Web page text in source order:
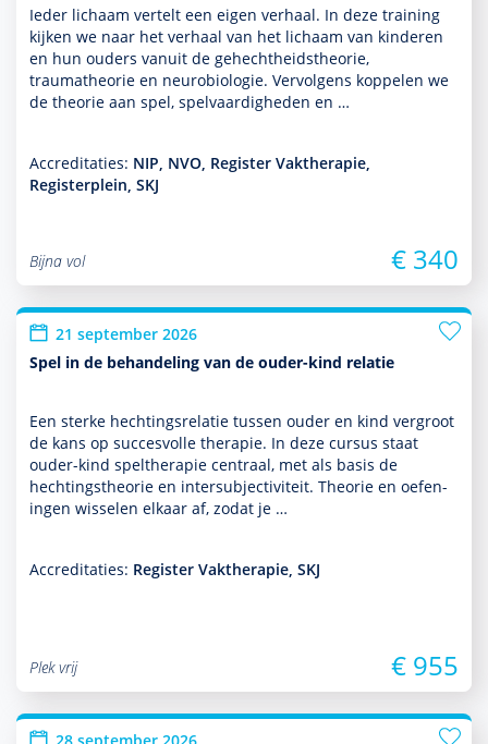
Ieder lichaam vertelt een eigen verhaal. In deze training
kijken we naar het verhaal van het lichaam van kin­de­ren
en hun ouders vanuit de gehechtheidstheorie,
traumatheorie en neurobiologie. Vervolgens koppelen we
de theorie aan spel, spelvaar­dig­heden en …
Accreditaties: NIP, NVO, Register Vaktherapie,
Registerplein, SKJ
Bijna vol € 340
21 september 2026
Spel in de behandeling van de ouder-kind relatie
Een sterke hechtingsrelatie tussen ouder en kind vergroot
de kans op succesvolle thera­pie. In deze cursus staat
ouder-kind spelthera­pie centraal, met als basis de
hechtingstheorie en intersubjectiviteit. Theorie en oefen­
ingen wisselen elkaar af, zodat je …
Accreditaties: Register Vaktherapie, SKJ
Plek vrij € 955